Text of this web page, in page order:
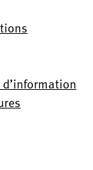
d’information